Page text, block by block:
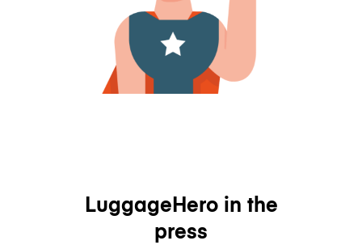
LuggageHero in the
press